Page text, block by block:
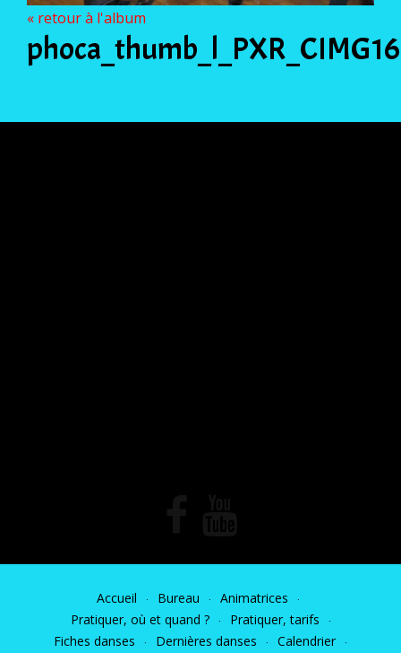
« retour à l'album
Accueil Bureau
Animatrices
Pratiquer, où et quand ?
Pratiquer, tarifs
Fiches danses
Dernières danses
Calendrier